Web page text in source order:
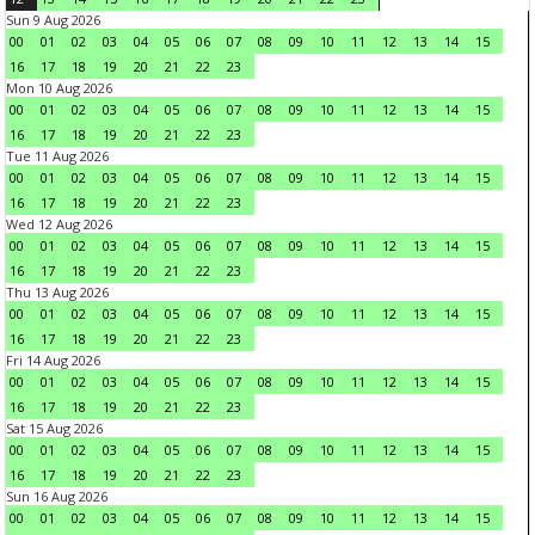
Sun 9 Aug 2026
00
01 02 03 04 05 06 07 08 09 10 11 12 13 14
15
16
17 18 19 20 21 22
23
Mon 10 Aug 2026
00
01 02 03 04 05 06 07 08 09 10 11 12 13 14
15
16
17 18 19 20 21 22
23
Tue 11 Aug 2026
00
01 02 03 04 05 06 07 08 09 10 11 12 13 14
15
16
17 18 19 20 21 22
23
Wed 12 Aug 2026
00
01 02 03 04 05 06 07 08 09 10 11 12 13 14
15
16
17 18 19 20 21 22
23
Thu 13 Aug 2026
00
01 02 03 04 05 06 07 08 09 10 11 12 13 14
15
16
17 18 19 20 21 22
23
Fri 14 Aug 2026
00
01 02 03 04 05 06 07 08 09 10 11 12 13 14
15
16
17 18 19 20 21 22
23
Sat 15 Aug 2026
00
01 02 03 04 05 06 07 08 09 10 11 12 13 14
15
16
17 18 19 20 21 22
23
Sun 16 Aug 2026
00
01 02 03 04 05 06 07 08 09 10 11 12 13 14
15